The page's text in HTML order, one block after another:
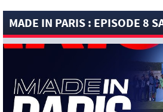
[News-Pros]Rumeur : Le PSG
4 AOÛT 2026
Mercato : Khalil
(Officiel)
[News-Anciens]Leverkusen : un
(Foot Mercato)
MADE IN PARIS : EPISODE 8